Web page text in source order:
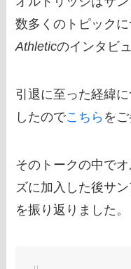
数多くのトピックに
Athleticのインタビ
引退に至った経緯
したのでこちら を
そのトークの中で
ズに加入した後サ
を振り返りました。